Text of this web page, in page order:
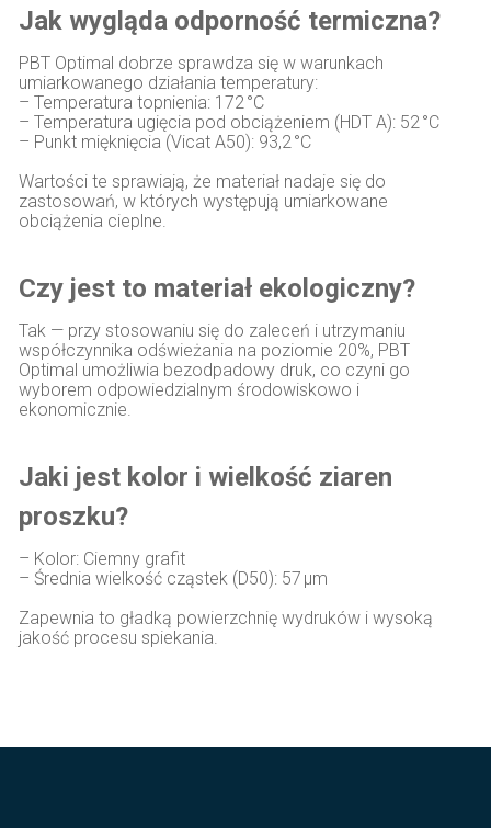
Jak wygląda odporność termiczna?
PBT Optimal dobrze sprawdza się w warunkach
umiarkowanego działania temperatury:
– Temperatura topnienia: 172 °C
– Temperatura ugięcia pod obciążeniem (HDT A): 52 °C
– Punkt mięknięcia (Vicat A50): 93,2 °C
Wartości te sprawiają, że materiał nadaje się do
zastosowań, w których występują umiarkowane
obciążenia cieplne.
Czy jest to materiał ekologiczny?
Tak — przy stosowaniu się do zaleceń i utrzymaniu
współczynnika odświeżania na poziomie 20%, PBT
Optimal umożliwia bezodpadowy druk, co czyni go
wyborem odpowiedzialnym środowiskowo i
ekonomicznie.
Jaki jest kolor i wielkość ziaren
proszku?
– Kolor: Ciemny grafit
– Średnia wielkość cząstek (D50): 57 µm
Zapewnia to gładką powierzchnię wydruków i wysoką
jakość procesu spiekania.